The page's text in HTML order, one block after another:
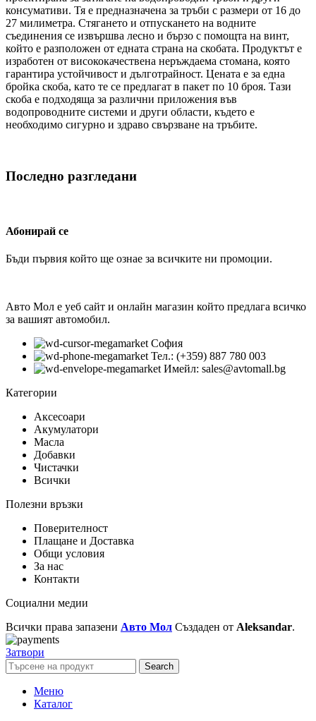
консумативи. Тя е предназначена за тръби с размери от 16 до
27 милиметра. Стягането и отпускането на водните
съединения се извършва лесно и бързо с помощта на винт,
който е разположен от едната страна на скобата. Продуктът е
изработен от висококачествена неръждаема стомана, която
гарантира устойчивост и дълготрайност. Цената е за една
бройка скоба, като те се предлагат в пакет по 10 броя. Тази
скоба е подходяща за различни приложения във
водопроводните системи и други области, където е
необходимо сигурно и здраво свързване на тръбите.
Последно разгледани
Абонирай се
Бъди първия който ще ознае за всичките ни промоции.
Авто Мол е уеб сайт и онлайн магазин който предлага всичко
за вашият автомобил.
София
Тел.: (+359) 887 780 003
Имейл: sales@avtomall.bg
Категории
Аксесоари
Акумулатори
Масла
Добавки
Чистачки
Всички
Полезни връзки
Поверителност
Плащане и Доставка
Общи условия
За нас
Контакти
Социални медии
Всички права запазени Авто Мол Създаден от Aleksandar.
Затвори
Search
Меню
Каталог